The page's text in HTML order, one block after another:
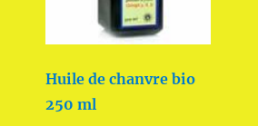
Huile de chanvre bio
250 ml